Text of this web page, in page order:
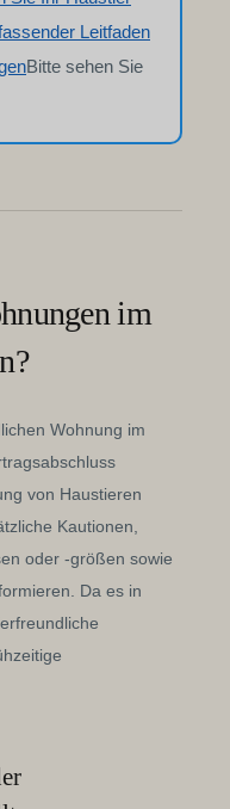
Leitfaden
Bitte sehen Sie
im
Wohnung im
von Haustieren
Kautionen,
oder -größen sowie
Da es in